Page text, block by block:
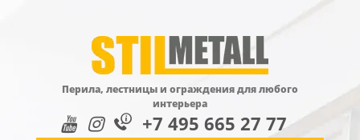
Перила, лестницы и ограждения для любого
интерьера
+7 495 665 27 77